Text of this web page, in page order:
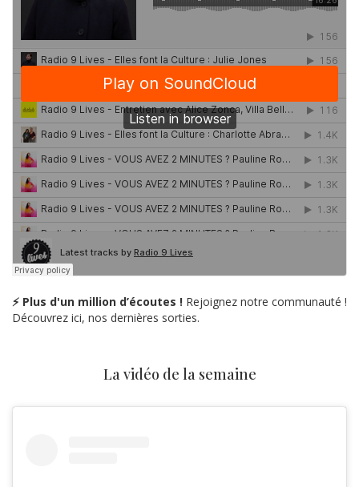
⚡ Plus d'un million d’écoutes ! Rejoignez notre communauté !
Découvrez ici, nos dernières sorties.
La vidéo de la semaine